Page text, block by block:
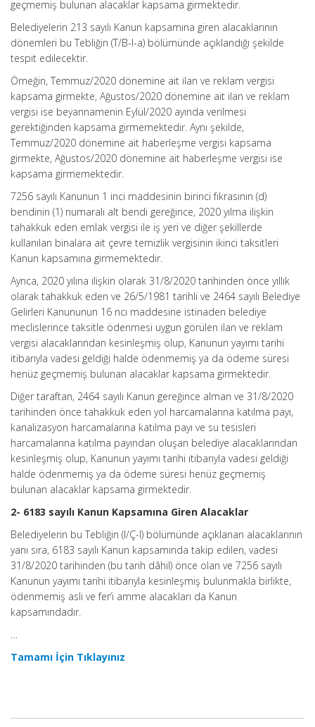
geçmemiş bulunan alacaklar kapsama girmektedir.
Belediyelerin 213 sayılı Kanun kapsamına giren alacaklarının
dönemleri bu Tebliğin (T/B-l-a) bölümünde açıklandığı şekilde
tespit edilecektir.
Örneğin, Temmuz/2020 dönemine ait ilan ve reklam vergisi
kapsama girmekte, Ağustos/2020 dönemine ait ilan ve reklam
vergisi ise beyannamenin Eylül/2020 ayında verilmesi
gerektiğinden kapsama girmemektedir. Aynı şekilde,
Temmuz/2020 dönemine ait haberleşme vergisi kapsama
girmekte, Ağustos/2020 dönemine ait haberleşme vergisi ise
kapsama girmemektedir.
7256 sayılı Kanunun 1 inci maddesinin birinci fıkrasının (d)
bendinin (1) numaralı alt bendi gereğince, 2020 yılma ilişkin
tahakkuk eden emlak vergisi ile iş yeri ve diğer şekillerde
kullanılan binalara ait çevre temizlik vergisinin ikinci taksitleri
Kanun kapsamına girmemektedir.
Ayrıca, 2020 yılına ilişkin olarak 31/8/2020 tarihinden önce yıllık
olarak tahakkuk eden ve 26/5/1981 tarihli ve 2464 sayılı Belediye
Gelirleri Kanununun 16 ncı maddesine istinaden belediye
meclislerince taksitle ödenmesi uygun görülen ilan ve reklam
vergisi alacaklarından kesinleşmiş olup, Kanunun yayımı tarihi
itibarıyla vadesi geldiği halde ödenmemiş ya da ödeme süresi
henüz geçmemiş bulunan alacaklar kapsama girmektedir.
Diğer taraftan, 2464 sayılı Kanun gereğince alman ve 31/8/2020
tarihinden önce tahakkuk eden yol harcamalarına katılma payı,
kanalizasyon harcamalarına katılma payı ve su tesisleri
harcamalarına katılma payından oluşan belediye alacaklarından
kesinleşmiş olup, Kanunun yayımı tarihi itibarıyla vadesi geldiği
halde ödenmemiş ya da ödeme süresi henüz geçmemiş
bulunan alacaklar kapsama girmektedir.
2- 6183 sayılı Kanun Kapsamına Giren Alacaklar
Belediyelerin bu Tebliğin (I/Ç-l) bölümünde açıklanan alacaklarının
yanı sıra, 6183 sayılı Kanun kapsamında takip edilen, vadesi
31/8/2020 tarihinden (bu tarih dâhil) önce olan ve 7256 sayılı
Kanunun yayımı tarihi itibarıyla kesinleşmiş bulunmakla birlikte,
ödenmemiş asli ve fer’i amme alacakları da Kanun
kapsamındadır.
…
Tamamı İçin Tıklayınız